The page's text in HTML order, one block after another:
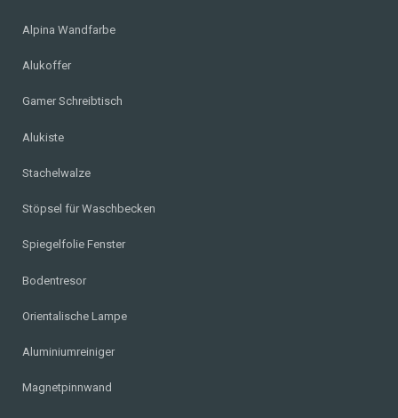
Alpina Wandfarbe
Alukoffer
Gamer Schreibtisch
Alukiste
Stachelwalze
Stöpsel für Waschbecken
Spiegelfolie Fenster
Bodentresor
Orientalische Lampe
Aluminiumreiniger
Magnetpinnwand